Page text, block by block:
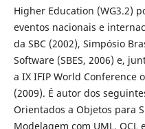
Higher Education (WG3.2)
eventos nacionais e
da SBC (2002), Simpósio
Software (SBES, 2006) e,
a IX IFIP World Conference
(2009). É autor dos
Orientados a Objetos para
Modelagem com UML, OCL